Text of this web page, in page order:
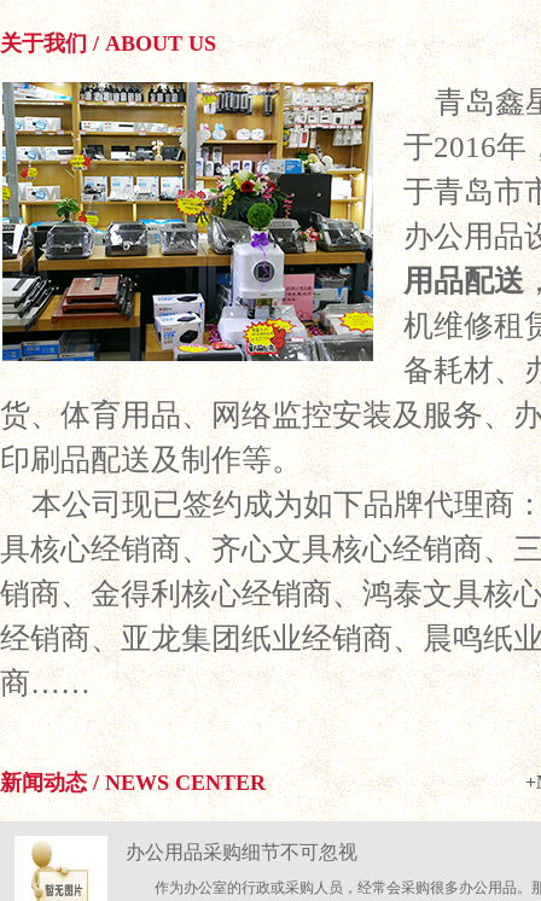
关于我们 / ABOUT US
青岛鑫
于2016年
于青岛市
办公用品
用品配送
机维修租
备耗材、
货、体育用品、网络监控安装及服务、
印刷品配送及制作等。
本公司现已签约成为如下品牌代理商
具核心经销商、齐心文具核心经销商、
销商、金得利核心经销商、鸿泰文具核
经销商、亚龙集团纸业经销商、晨鸣纸
商……
新闻动态 / NEWS CENTER
办公用品采购细节不可忽视
作为办公室的行政或采购人员，经常会采购很多办公用品。